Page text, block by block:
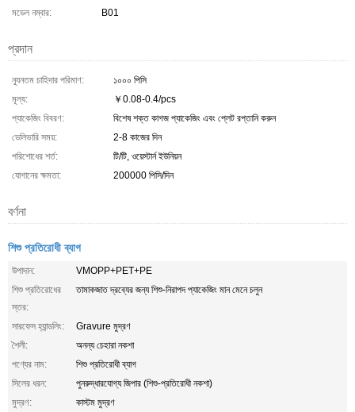
মডেল নম্বার:
B01
প্রদান
ন্যূনতম চাহিদার পরিমাণ:
১০০০ পিসি
মূল্য:
￥0.08-0.4/pcs
প্যাকেজিং বিবরণ:
বিশেষ শক্ত কাগজ প্যাকেজিং এবং প্লেট রপ্তানি করুন
ডেলিভারি সময়:
2-8 কাজের দিন
পরিশোধের শর্ত:
টি/টি, ওয়েস্টার্ন ইউনিয়ন
যোগানের ক্ষমতা:
200000 পিসি/দিন
বর্ণনা
শিশু প্রতিরোধী ব্যাগ
উপাদান:
VMOPP+PET+PE
শিশু প্রতিরোধের
স্তর:
তামাকজাত দ্রব্যের জন্য শিশু-নিরাপদ প্যাকেজিং মান মেনে চলুন
সারফেস হ্যান্ডলিং:
Gravure মুদ্রণ
শৈলী:
অনন্য চেহারা নকশা
পণ্যের নাম:
শিশু প্রতিরোধী ব্যাগ
সিলের ধরন:
পুনরুদ্ধারযোগ্য জিপার (শিশু-প্রতিরোধী নকশা)
মুদ্রণ:
কাস্টম মুদ্রণ